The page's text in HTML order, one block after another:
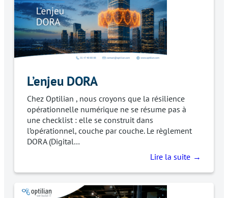
L’enjeu DORA
Chez Optilian , nous croyons que la résilience
opérationnelle numérique ne se résume pas à
une checklist : elle se construit dans
l’opérationnel, couche par couche. Le règlement
DORA (Digital…
Lire la suite